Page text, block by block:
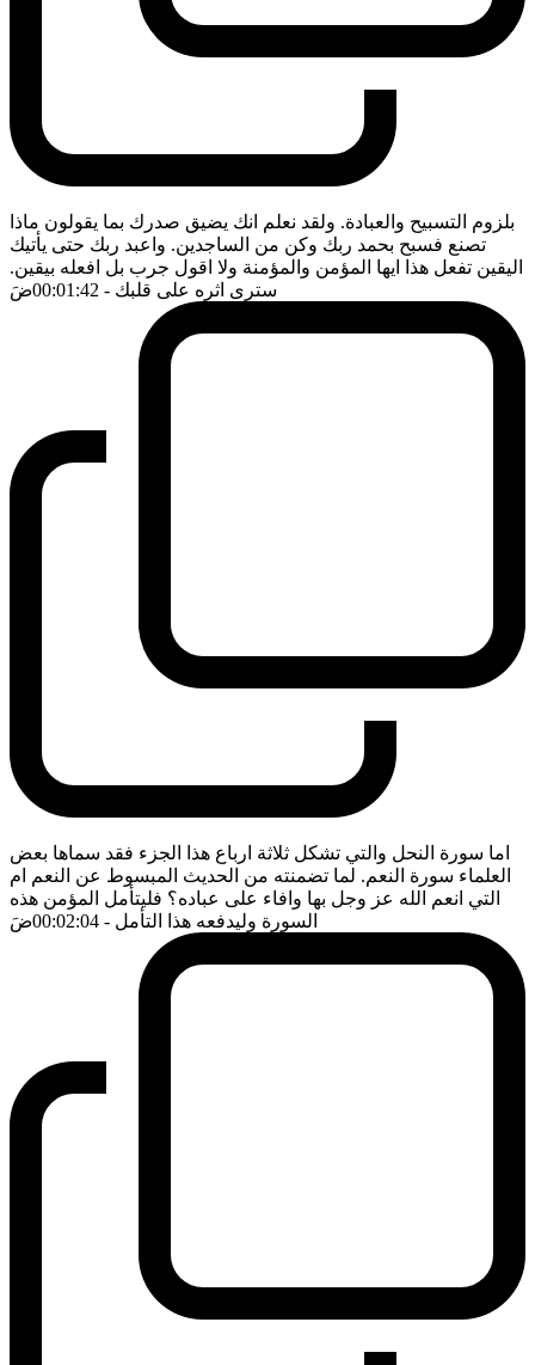
بلزوم التسبيح والعبادة. ولقد نعلم انك يضيق صدرك بما يقولون ماذا
تصنع فسبح بحمد ربك وكن من الساجدين. واعبد ربك حتى يأتيك
اليقين تفعل هذا ايها المؤمن والمؤمنة ولا اقول جرب بل افعله بيقين.
سترى اثره على قلبك - 00:01:42 ضَ
اما سورة النحل والتي تشكل ثلاثة ارباع هذا الجزء فقد سماها بعض
العلماء سورة النعم. لما تضمنته من الحديث المبسوط عن النعم ام
التي انعم الله عز وجل بها وافاء على عباده؟ فليتأمل المؤمن هذه
السورة وليدفعه هذا التأمل - 00:02:04 ضَ